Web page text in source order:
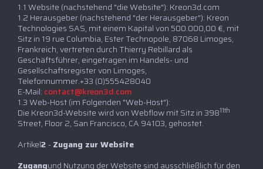
1.1 Website (nachstehend "die Website"): Kreon3d.com
1.2 Herausgeber (nachstehend "der Herausgeber"): Kreon
Technologies SAS, mit einem Kapital von 500.000,00 €, mit
Sitz in 19 rue Columbia, Ester Technopole, 87068 Limoges,
Frankreich, vertreten durch Thierry Rebillard als
Geschäftsführer, eingetragen im Handels- und
Gesellschaftsregister von Limoges,
Telefonnummer.+33 (0)555428040
E-Mail: contact@kreon3d.com
1.3 Web-Host (im Folgenden "Web-Host"):
Die Kreon3d-Website wird von Webflow mit Sitz in 39811th
Street, Floor 2, San Francisco, CA 94103, gehostet.
‍Artikel2 - Zugang zur Website
‍Zugangund Nutzung der Website sind ausschließlich für den